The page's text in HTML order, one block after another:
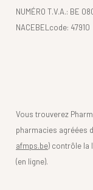
NUMÉRO T.V.A.: BE
NACEBELcode: 47910
Vous trouverez
pharmacies agréées
afmps.be) contrôle la
(en ligne).